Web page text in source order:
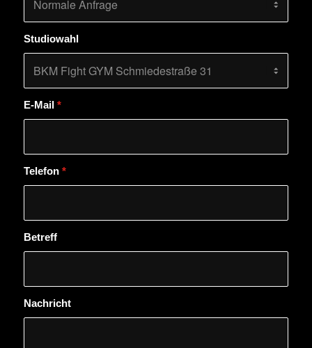
Studiowahl
E-Mail *
Telefon *
Betreff
Nachricht